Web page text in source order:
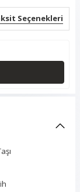
Seçenekleri